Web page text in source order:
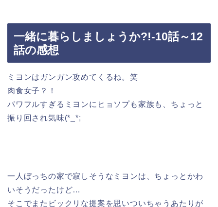
一緒に暮らしましょうか?!-10話～12
話の感想
ミヨンはガンガン攻めてくるね。笑
肉食女子？！
パワフルすぎるミヨンにヒョソプも家族も、ちょっと
振り回され気味(*_*;
一人ぼっちの家で寂しそうなミヨンは、ちょっとかわ
いそうだったけど…
そこでまたビックリな提案を思いついちゃうあたりが